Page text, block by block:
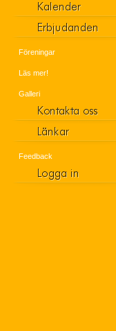
Föreningar
Läs mer!
Galleri
Feedback